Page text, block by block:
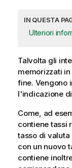
IN QUESTA
Ulteriori
Talvolta gli
memorizzati
fine. Vengono
l'indicazione
Come, ad
contiene tassi
tasso di
con un nuovo
contiene